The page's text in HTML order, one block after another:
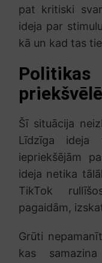
pat kritiski
ideja par
kā un kad tas
Šī situācija
Līdzīga ideja
iepriekšējām
ideja netika
TikTok
pagaidām,
Grūti
kas